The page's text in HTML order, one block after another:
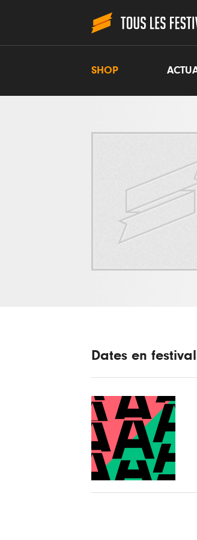
SHOP
Dates en festival